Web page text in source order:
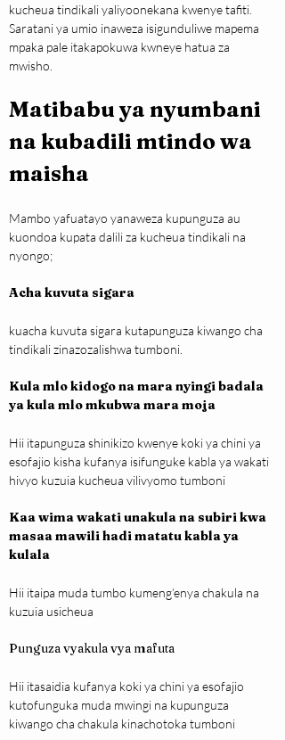
kucheua tindikali yaliyoonekana kwenye tafiti.
Saratani ya umio inaweza isigunduliwe mapema
mpaka pale itakapokuwa kwneye hatua za
mwisho.
Matibabu ya nyumbani
na kubadili mtindo wa
maisha
Mambo yafuatayo yanaweza kupunguza au
kuondoa kupata dalili za kucheua tindikali na
nyongo;
Acha kuvuta sigara
kuacha kuvuta sigara kutapunguza kiwango cha
tindikali zinazozalishwa tumboni.
Kula mlo kidogo na mara nyingi badala
ya kula mlo mkubwa mara moja
Hii itapunguza shinikizo kwenye koki ya chini ya
esofajio kisha kufanya isifunguke kabla ya wakati
hivyo kuzuia kucheua vilivyomo tumboni
Kaa wima wakati unakula na subiri kwa
masaa mawili hadi matatu kabla ya
kulala
Hii itaipa muda tumbo kumeng’enya chakula na
kuzuia usicheua
Punguza vyakula vya mafuta
Hii itasaidia kufanya koki ya chini ya esofajio
kutofunguka muda mwingi na kupunguza
kiwango cha chakula kinachotoka tumboni